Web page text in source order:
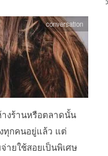
งร้านหรือตลาดนั้น
ทุกคนอยู่แล้ว แต่
ายใช้สอยเป็นพิเศษ
conversation